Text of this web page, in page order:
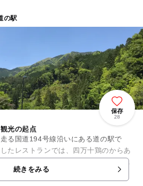
の駅
保存
28
光の起点
る国道194号線沿いにある道の駅で
たレストランでは、四万十鶏のからあ
地で育った四万十豚のとんかつを味わ
節の新...
続きをみる